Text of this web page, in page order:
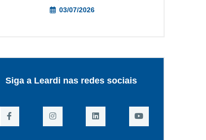
03/07/2026
Siga a Leardi nas redes sociais